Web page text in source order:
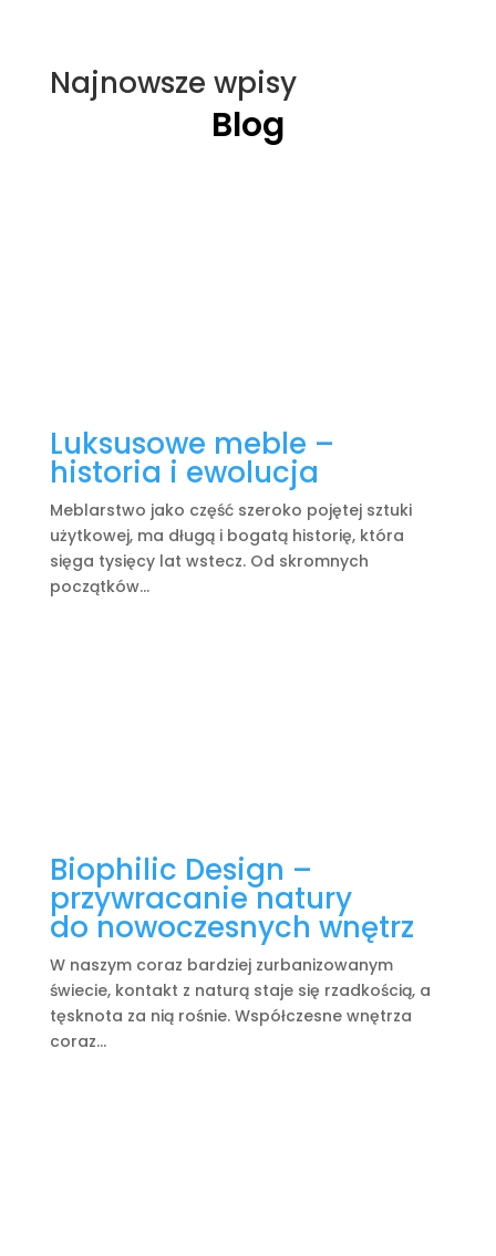
Najnowsze wpisy
Blog
Luksusowe meble –
historia i ewolucja
Meblarstwo jako część szeroko pojętej sztuki
użytkowej, ma długą i bogatą historię, która
sięga tysięcy lat wstecz. Od skromnych
początków...
Biophilic Design –
przywracanie natury
do nowoczesnych wnętrz
W naszym coraz bardziej zurbanizowanym
świecie, kontakt z naturą staje się rzadkością, a
tęsknota za nią rośnie. Współczesne wnętrza
coraz...